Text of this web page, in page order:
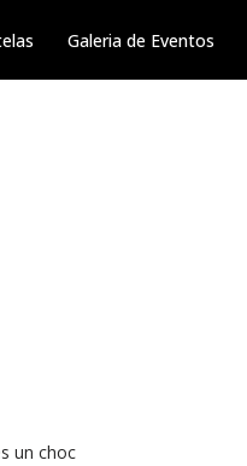
Galeria de Eventos
un choc